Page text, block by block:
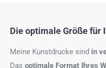
Die optimale Größe für
Meine Kunstdrucke sind in
Das optimale Format Ihres